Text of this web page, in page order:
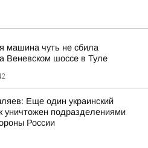
машина чуть не сбила
Веневском шоссе в Туле
Еще один украинский
уничтожен подразделениями
России